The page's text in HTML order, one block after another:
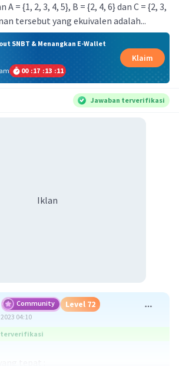
= {1, 2, 3, 4, 5}, B = {2, 4, 6} dan C = {2, 3,
tersebut yang ekuivalen adalah...
SNBT & Menangkan E-Wallet
00 :17 :13 :10
Klaim
Jawaban terverifikasi
Iklan
Community Level 72
04:10
terverifikasi